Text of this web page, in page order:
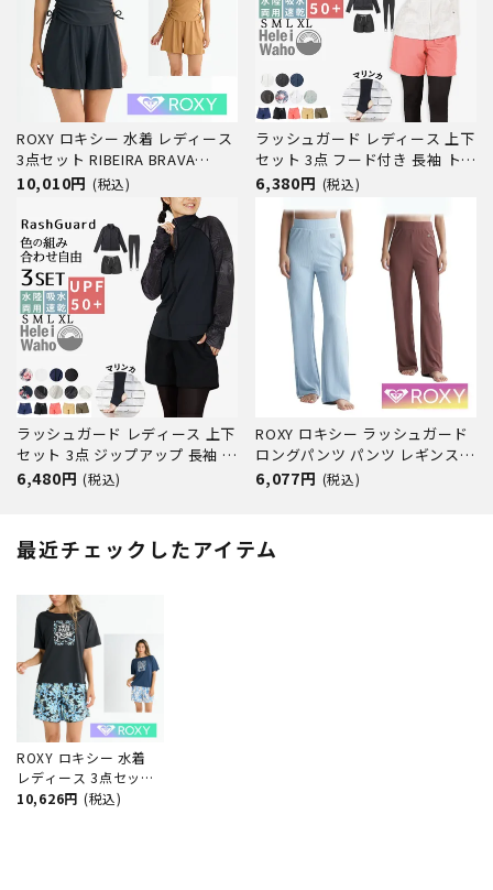
ROXY ロキシー 水着 レディース
3点セット RIBEIRA BRAVA
BEACH RSW251008 タンクトッ
プ ボトムス キュロット型 サー
フパンツ セットアップ サーフ
サーフィン ブランド
10,010円 (税込)
ラッシュガード レディース 上下
セット 3点 フード付き 長袖 トレ
ンカ サーフパンツ 水着 30代 40
カット 水陸両用 プール 海 ラン
ニング ヨガ 接触冷感 ヘレイワ
ホ 運動 スポーツ 夏
6,380円 (税込)
ラッシュガード レディース 上下
セット 3点 ジップアップ 長袖 フ
ードなし トレンカ サーフパンツ
ール 海 ランニング ヨガ 接触冷
感 ヘレイワホ 運
6,480円 (税込)
ROXY ロキシー ラッシュガード
ロングパンツ パンツ レギンス
トレンカ マリンカ レディース
代 50代 シュノーケリング プー
ル インナー RLY24104
6,077円 (税込)
最近チェックしたアイテム
ROXY ロキシー 水着
レディース 3点セット
ラッシュガード Tシャ
10,626円 (税込)